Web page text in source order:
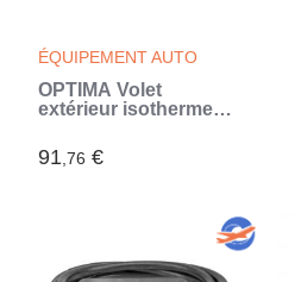
ÉQUIPEMENT AUTO
OPTIMA Volet
extérieur isotherme
91,76 €